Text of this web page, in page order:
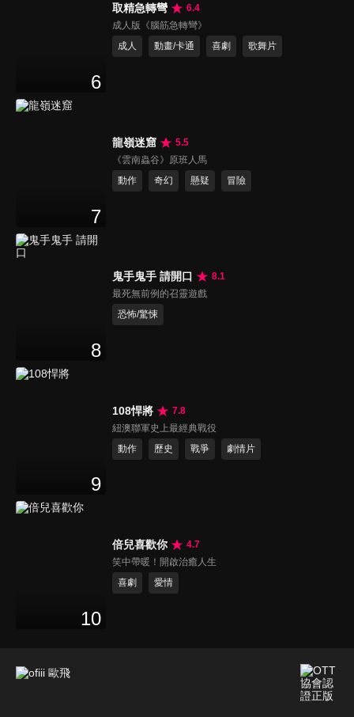
6
取精急轉彎
6.4
成人版《腦筋急轉彎》
成人
動畫/卡通 喜劇 歌舞片
7
龍嶺迷窟
5.5
《雲南蟲谷》原班人馬
動作
奇幻 懸疑 冒險
8
鬼手鬼手 請開口
8.1
最死無前例的召靈遊戲
恐怖/驚悚
9
108悍將
7.8
紐澳聯軍史上最經典戰役
動作
歷史 戰爭 劇情片
10
倍兒喜歡你
4.7
笑中帶暖！開啟治癒人生
喜劇
愛情